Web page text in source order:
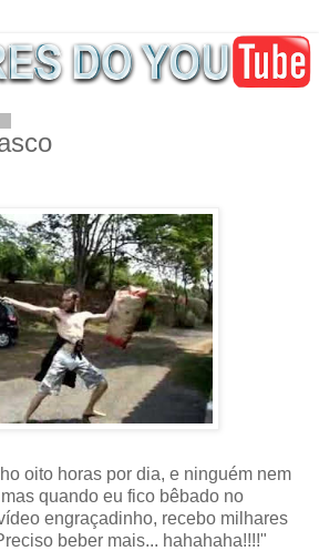
oito horas por dia, e ninguém nem
quando eu fico bêbado no
engraçadinho, recebo milhares
beber mais... hahahaha!!!!"